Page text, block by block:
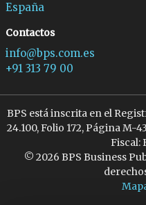
España
Contactos
info@bps.com.es
+91 313 79 00
BPS está inscrita en el
24.100, Folio 172, Página
Fiscal:
© 2026 BPS Business